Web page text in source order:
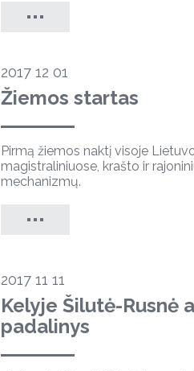
2017 12 01
Žiemos startas
Pirmą žiemos naktį visoje
magistraliniuose, krašto ir
mechanizmų.
2017 11 11
Kelyje Šilutė-Rusnė
padalinys